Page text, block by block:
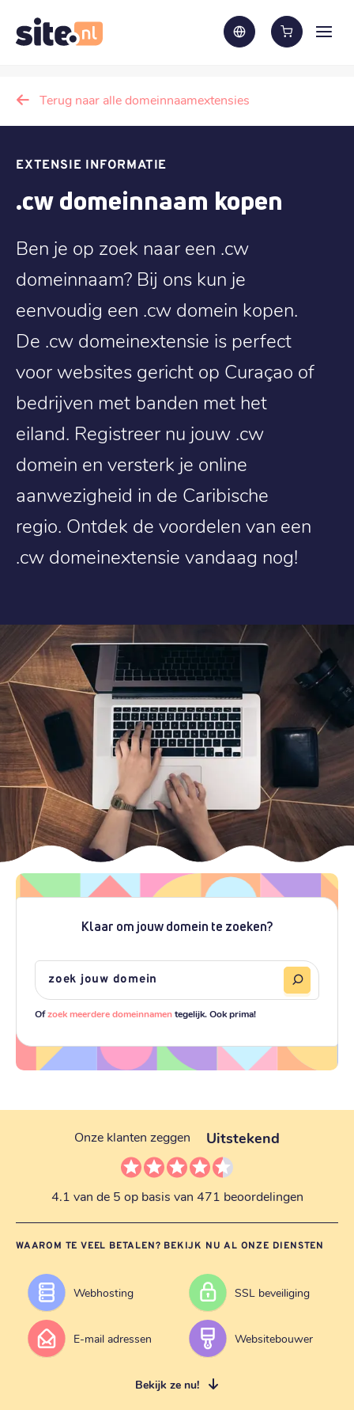
Terug naar alle domeinnaamextensies
EXTENSIE INFORMATIE
.cw domeinnaam kopen
Ben je op zoek naar een .cw
domeinnaam? Bij ons kun je
eenvoudig een .cw domein kopen.
De .cw domeinextensie is perfect
voor websites gericht op Curaçao of
bedrijven met banden met het
eiland. Registreer nu jouw .cw
domein en versterk je online
aanwezigheid in de Caribische
regio. Ontdek de voordelen van een
.cw domeinextensie vandaag nog!
Klaar om jouw domein te zoeken?
Ofzoek meerdere domeinnamentegelijk. Ook prima!
Onze klanten zeggen Uitstekend
4.1 van de 5 op basis van 471 beoordelingen
WAAROM TE VEEL BETALEN? BEKIJK NU AL ONZE DIENSTEN
Webhosting SSL beveiliging
E-mail adressen Websitebouwer
Bekijk ze nu!